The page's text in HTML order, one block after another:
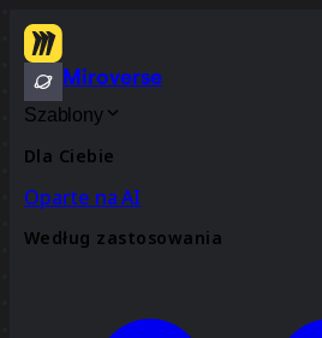
Miroverse
Szablony
Dla Ciebie
Oparte na AI
Według zastosowania